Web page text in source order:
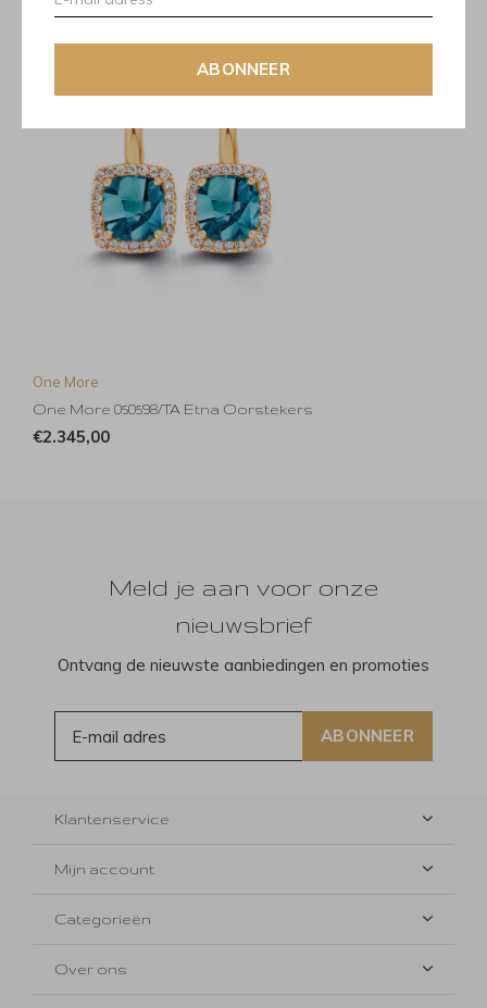
ABONNEER
One More
One More 050598/TA Etna Oorstekers
€2.345,00
Meld je aan voor onze
nieuwsbrief
Ontvang de nieuwste aanbiedingen en promoties
ABONNEER
Klantenservice
Mijn account
Categorieën
Over ons